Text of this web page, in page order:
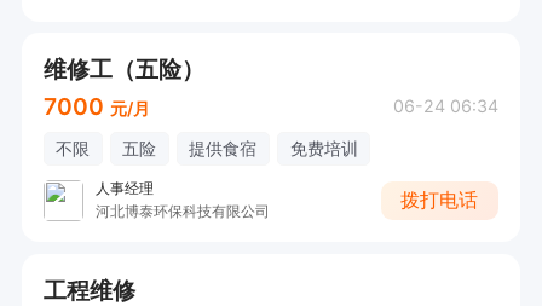
维修工（五险）
7000 元/月 06-24 06:34
不限 五险 提供食宿 免费培训
人事经理
河北博泰环保科技有限公司
拨打电话
工程维修